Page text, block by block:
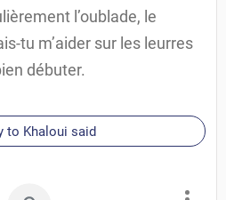
l’oublade, le
tu m’aider sur les leurres
débuter.
to Khaloui said